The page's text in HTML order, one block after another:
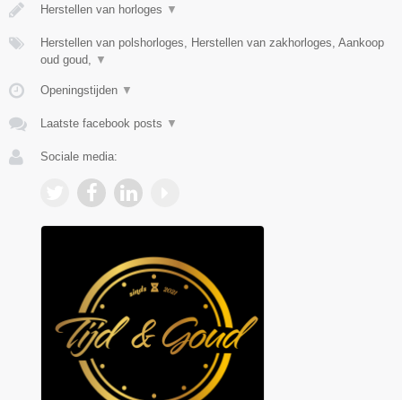
Herstellen van horloges ▼
Herstellen van polshorloges, Herstellen van zakhorloges, Aankoop
oud goud,
▼
Openingstijden ▼
Laatste facebook posts ▼
Sociale media: